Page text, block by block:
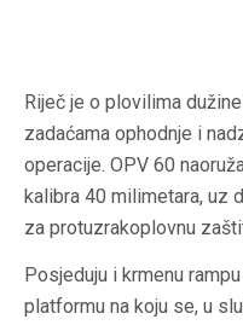
Riječ je o plovilima
zadaćama ophodnje i
operacije. OPV 60
kalibra 40 milimetara, uz
za protuzrakoplovnu
Posjeduju i krmenu
platformu na koju se, u